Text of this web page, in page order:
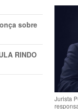
sobre
RINDO
Jurista